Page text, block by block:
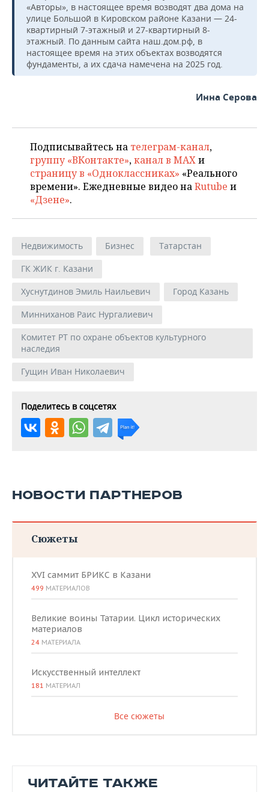
«Авторы», в настоящее время возводят два дома на
улице Большой в Кировском районе Казани — 24-
квартирный 7-этажный и 27-квартирный 8-
этажный. По данным сайта наш.дом.рф, в
настоящее время на этих объектах возводятся
фундаменты, а их сдача намечена на 2025 год.
Инна Серова
Подписывайтесь на телеграм-канал,
группу «ВКонтакте»,канал в MAXи
страницу в «Одноклассниках» «Реального
времени». Ежедневные видео наRutube и
«Дзене».
Недвижимость Бизнес
Татарстан
ГК ЖИК г. Казани
Хуснутдинов Эмиль Наильевич
Город Казань
Минниханов Раис Нургалиевич
Комитет РТ по охране объектов культурного
наследия
Гущин Иван Николаевич
Поделитесь в соцсетях
НОВОСТИ ПАРТНЕРОВ
Сюжеты
XVI саммит БРИКС в Казани
499 МАТЕРИАЛОВ
Великие воины Татарии. Цикл исторических
материалов
24 МАТЕРИАЛА
Искусственный интеллект
181 МАТЕРИАЛ
Все сюжеты
ЧИТАЙТЕ ТАКЖЕ